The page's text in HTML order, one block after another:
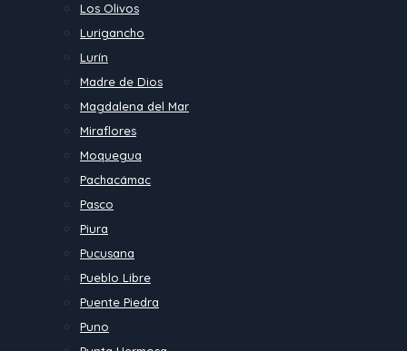
Los Olivos
Lurigancho
Lurín
Madre de Dios
Magdalena del Mar
Miraflores
Moquegua
Pachacámac
Pasco
Piura
Pucusana
Pueblo Libre
Puente Piedra
Puno